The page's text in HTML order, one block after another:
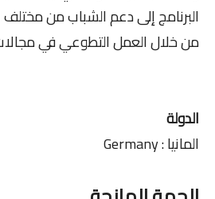
البرنامج إلى دعم الشباب من
من خلال العمل التطوعي في
الدولة
المانيا : Germany